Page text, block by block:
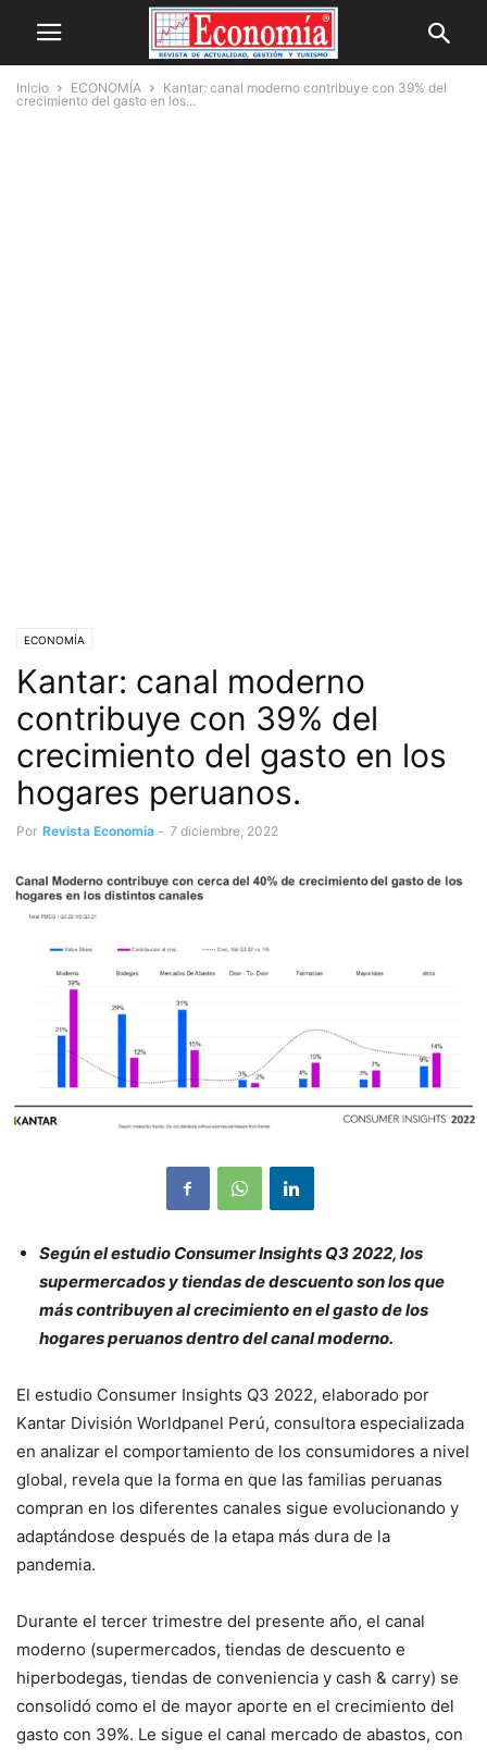
Inicio ECONOMÍA
Kantar: canal moderno contribuye con 39% del
crecimiento del gasto en los...
ECONOMÍA
Kantar: canal moderno
contribuye con 39% del
crecimiento del gasto en los
hogares peruanos.
Por Revista Economía - 7 diciembre, 2022
Según el estudio Consumer Insights Q3 2022, los
supermercados y tiendas de descuento son los que
más contribuyen al crecimiento en el gasto de los
hogares peruanos dentro del canal moderno.
El estudio Consumer Insights Q3 2022, elaborado por
Kantar División Worldpanel Perú, consultora especializada
en analizar el comportamiento de los consumidores a nivel
global, revela que la forma en que las familias peruanas
compran en los diferentes canales sigue evolucionando y
adaptándose después de la etapa más dura de la
pandemia.
Durante el tercer trimestre del presente año, el canal
moderno (supermercados, tiendas de descuento e
hiperbodegas, tiendas de conveniencia y cash & carry) se
consolidó como el de mayor aporte en el crecimiento del
gasto con 39%. Le sigue el canal mercado de abastos, con